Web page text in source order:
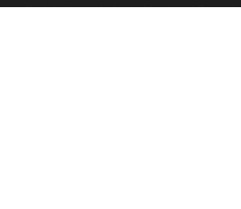
Guérin, bapak Arsip Nasional Prancis